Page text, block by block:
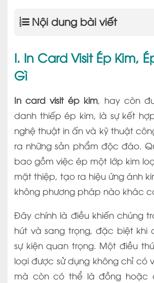
Nội dung bài viết
I. In Card Visit Ép Kim,
Gì
In card visit ép kim, hay còn
danh thiếp ép kim, là sự kết
nghệ thuật in ấn và kỹ thuật
ra những sản phẩm độc đáo.
bao gồm việc ép một lớp kim
mặt thiệp, tạo ra hiệu ứng ánh
không phương pháp nào khác
Đây chính là điều khiến chúng
hút và sang trọng, đặc biệt khi
sự kiện quan trọng. Một điều
loại được sử dụng không chỉ có
mà còn có thể là đồng hoặc